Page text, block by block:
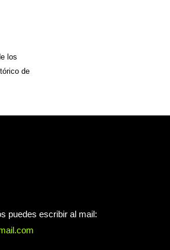
los
de
puedes escribir al mail: